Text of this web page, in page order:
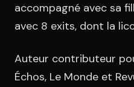
accompagné avec sa
avec 8 exits, dont la
Auteur contributeur
Échos, Le Monde et